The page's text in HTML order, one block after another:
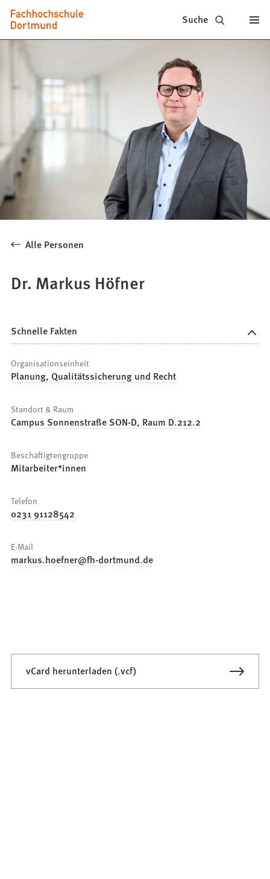
Inhalt anspringen
Fachhochschule
Dortmund
Studium,
Studiengänge,
Bewerbung
Suche
Alle Personen
Dr. Markus Höfner
Schnelle Fakten
Organisationseinheit
Planung, Qualitätssicherung und Recht
Standort & Raum
Campus Sonnenstraße SON-D, Raum D.212.2
Beschäftigtengruppe
Mitarbeiter*innen
Telefon
0231 91128542
E-Mail
markus.hoefner fh-dortmund de
vCard herunterladen (.vcf)